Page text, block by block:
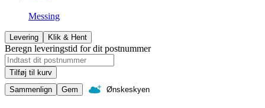
Messing
Levering Klik & Hent
Beregn leveringstid for dit postnummer
Tilføj til kurv
Sammenlign
Gem Ønskeskyen